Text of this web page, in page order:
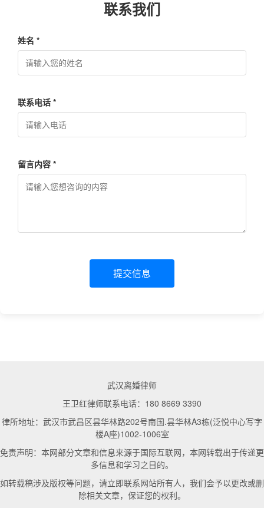
联系我们
姓名 *
联系电话 *
留言内容 *
提交信息
武汉离婚律师
王卫红律师联系电话：180 8669 3390
律所地址：武汉市武昌区昙华林路202号南国.昙华林A3栋(泛悦中心写字
楼A座)1002-1006室
免责声明：本网部分文章和信息来源于国际互联网，本网转载出于传递更
多信息和学习之目的。
如转载稿涉及版权等问题，请立即联系网站所有人，我们会予以更改或删
除相关文章，保证您的权利。